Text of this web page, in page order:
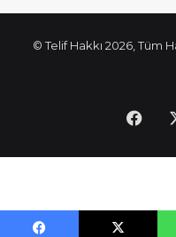
© Telif Hakkı 2026, Tüm